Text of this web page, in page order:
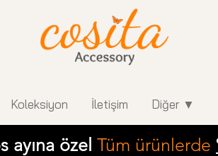
Koleksiyon İletişim Diğer ▼
ayına özel Tüm ürünlerde